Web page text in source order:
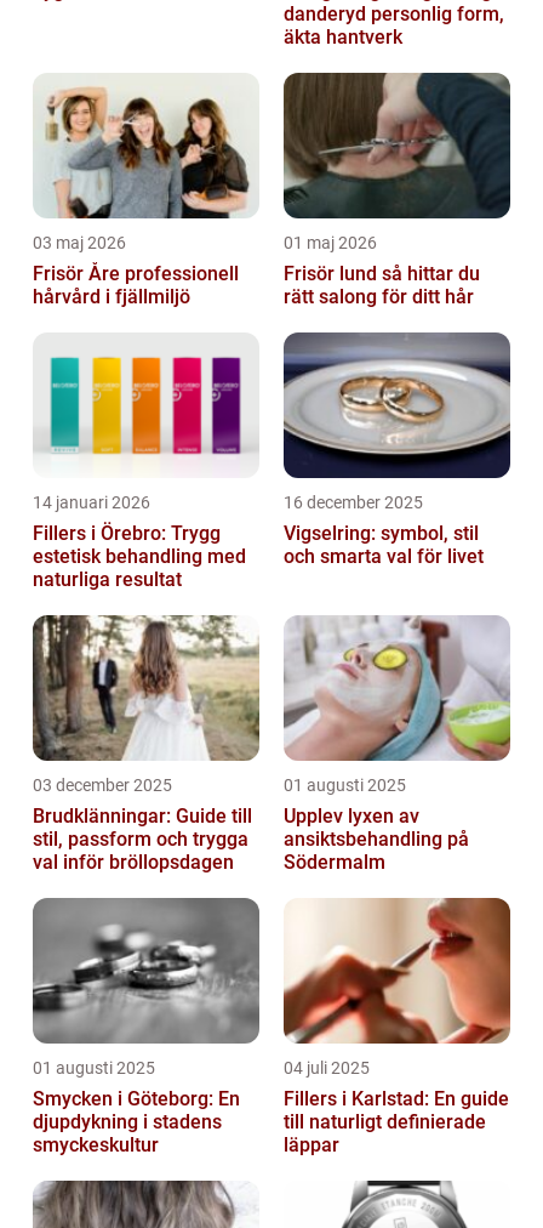
danderyd personlig form,
äkta hantverk
03 maj 2026
Frisör Åre professionell
hårvård i fjällmiljö
01 maj 2026
Frisör lund så hittar du
rätt salong för ditt hår
14 januari 2026
Fillers i Örebro: Trygg
estetisk behandling med
naturliga resultat
16 december 2025
Vigselring: symbol, stil
och smarta val för livet
03 december 2025
Brudklänningar: Guide till
stil, passform och trygga
val inför bröllopsdagen
01 augusti 2025
Upplev lyxen av
ansiktsbehandling på
Södermalm
01 augusti 2025
Smycken i Göteborg: En
djupdykning i stadens
smyckeskultur
04 juli 2025
Fillers i Karlstad: En guide
till naturligt definierade
läppar